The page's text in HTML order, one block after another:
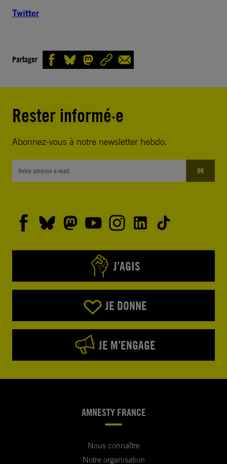
Twitter
Partager
Rester informé·e
Abonnez-vous à notre newsletter hebdo.
OK
J’AGIS
JE DONNE
JE M’ENGAGE
AMNESTY FRANCE
Nous connaître
Notre organisation